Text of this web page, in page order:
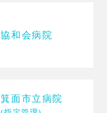
協和会病院
箕面市立病院